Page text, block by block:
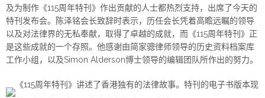
及为制作《115周年特刊》作出贡献的人士都热烈支持，出席了今天的
特刊发布会。陈泽铭会长致辞时表示，历任会长凭着高瞻远瞩的领导
以及对法律界的无私奉献，取得了卓越的成就，而《115周年特刊》正
是这些成就的一个存照。他感谢由简家骢律师领导的历史资料档案库
工作小组，以及Simon Alderson博士领导的编辑团队所作出的努力。
《115周年特刊》讲述了香港独有的法律故事。特刊的电子书版本现